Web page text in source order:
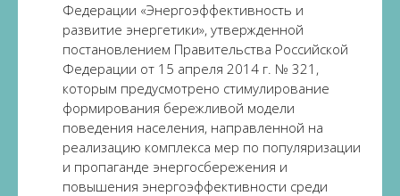
Федерации «Энергоэффективность и
развитие энергетики», утвержденной
постановлением Правительства Российской
Федерации от 15 апреля 2014 г. № 321,
которым предусмотрено стимулирование
формирования бережливой модели
поведения населения, направленной на
реализацию комплекса мер по популяризации
и пропаганде энергосбережения и
повышения энергоэффективности среди